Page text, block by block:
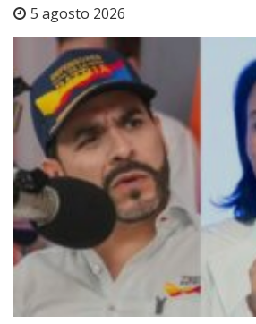
5 agosto 2026